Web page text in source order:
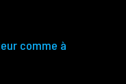
comme à